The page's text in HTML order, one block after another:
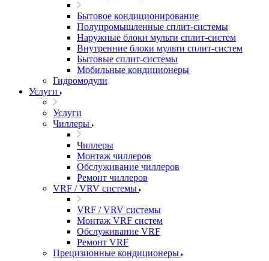
Бытовое кондиционирование
Полупромышленные сплит-системы
Наружные блоки мульти сплит-систем
Внутренние блоки мульти сплит-систем
Бытовые сплит-системы
Мобильные кондиционеры
Гидромодули
Услуги
Услуги
Чиллеры
Чиллеры
Монтаж чиллеров
Обслуживание чиллеров
Ремонт чиллеров
VRF / VRV системы
VRF / VRV системы
Монтаж VRF систем
Обслуживание VRF
Ремонт VRF
Прецизионные кондиционеры